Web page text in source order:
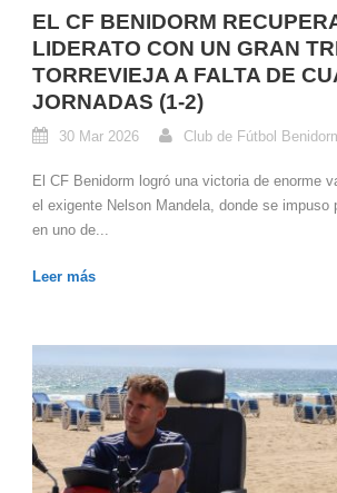
EL CF BENIDORM
LIDERATO CON UN GRAN
TORREVIEJA A FALTA DE
JORNADAS (1-2)
30 Mar 2026 Club de Fútbol
El CF Benidorm logró una victoria de enorme
el exigente Nelson Mandela, donde se impuso
en uno de...
Leer más